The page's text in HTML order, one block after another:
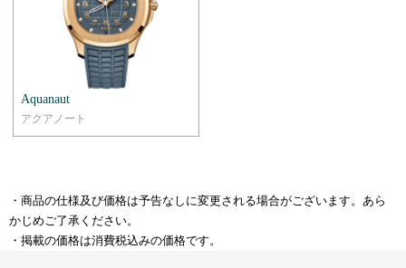
Aquanaut
アクアノート
・商品の仕様及び価格は予告なしに変更される場合がございます。あら
かじめご了承ください。
・掲載の価格は消費税込みの価格です。